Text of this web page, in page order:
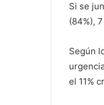
Si se
(84%),
Según
el 11%